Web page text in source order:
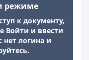
режиме
к документу,
Войти и ввести
нет логина и